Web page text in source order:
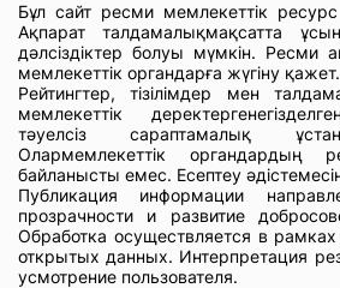
Бұл сайт ресми мемлекеттік
Ақпарат талдамалықмақсатта
дәлсіздіктер болуы мүмкін. Ресми
мемлекеттік органдарға жүгіну қажет.
Рейтингтер, тізілімдер мен
мемлекеттік
тәуелсіз сараптамалық
Олармемлекеттік органдардың
байланысты емес. Есептеу
Публикация информации
прозрачности и развитие
Обработка осуществляется в рамках
открытых данных. Интерпретация
усмотрение пользователя.